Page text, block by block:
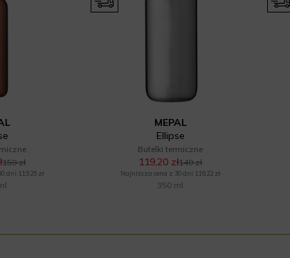
159 zł
dni: 119,25 zł
MEPAL
Ellipse
Butelki termiczne
119,20 zł149 zł
Najniższa cena z 30 dni: 116,22 zł
350 ml